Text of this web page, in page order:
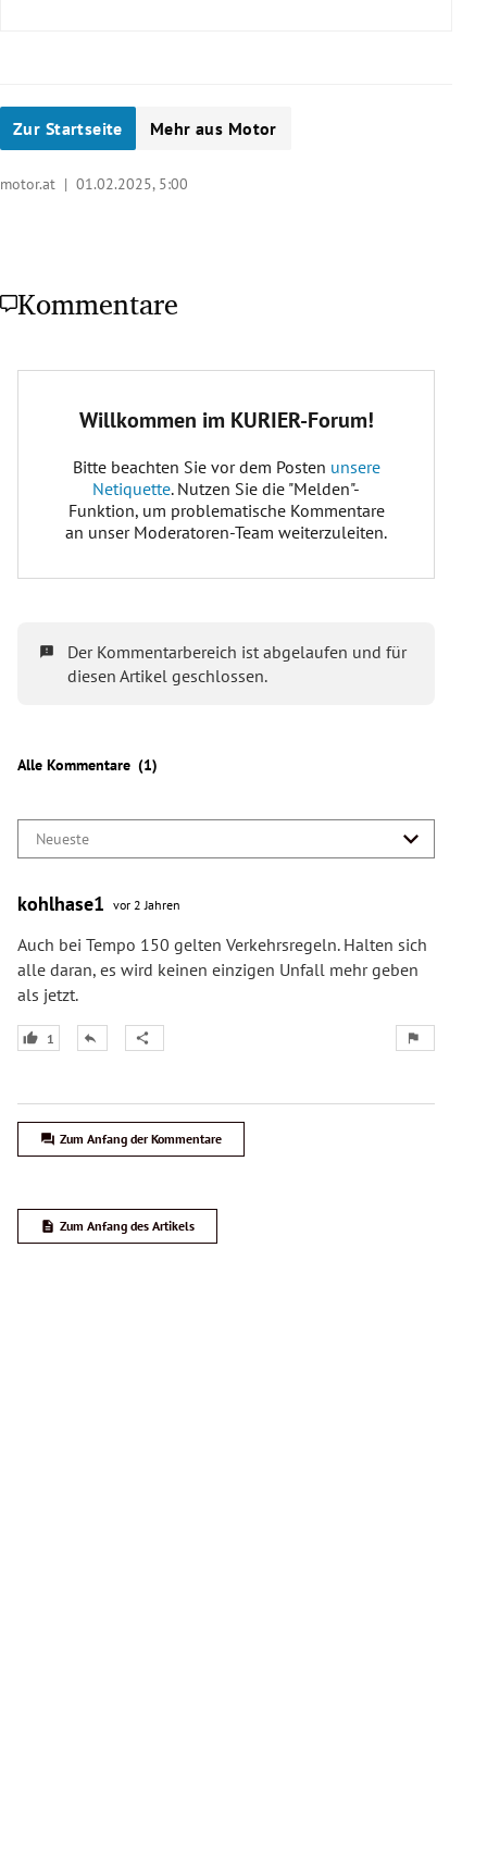
Zur Startseite Mehr aus Motor
motor.at | 01.02.2025, 5:00
Kommentare